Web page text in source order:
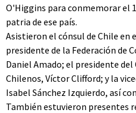
O'Higgins para conmemorar el
patria de ese país.
Asistieron el cónsul de Chile en
presidente de la Federación de
Daniel Amado; el presidente
Chilenos, Víctor Clifford; y la
Isabel Sánchez Izquierdo, así
También estuvieron presentes